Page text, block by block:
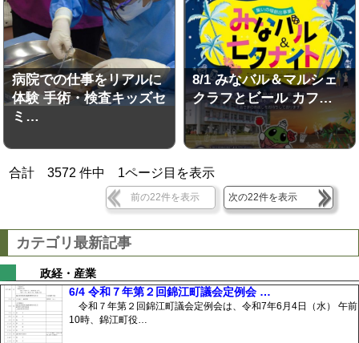
病院での仕事をリアルに
体験 手術・検査キッズセ
ミ…
8/1 みなバル＆マルシェ
クラフとビール カフ…
合計3572 件中 1ページ目を表示
前の22件を表示 次の22件を表示
カテゴリ最新記事
政経・産業
6/4 令和７年第２回錦江町議会定例会 …
令和７年第２回錦江町議会定例会は、令和7年6月4日（水） 午前
10時、錦江町役…